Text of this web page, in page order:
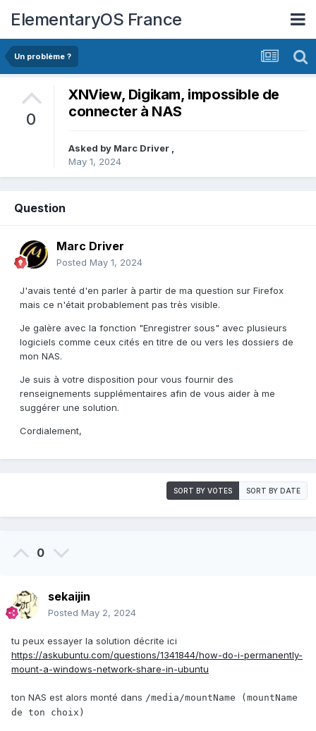
ElementaryOS France
Un problème ?
0
XNView, Digikam, impossible de
connecter à NAS
Asked by Marc Driver ,
May 1, 2024
Question
Marc Driver
Posted May 1, 2024
J'avais tenté d'en parler à partir de ma question sur Firefox
mais ce n'était probablement pas très visible.
Je galère avec la fonction "Enregistrer sous" avec plusieurs
logiciels comme ceux cités en titre de ou vers les dossiers de
mon NAS.
Je suis à votre disposition pour vous fournir des
renseignements supplémentaires afin de vous aider à me
suggérer une solution.
Cordialement,
SORT BY VOTES SORT BY DATE
0
sekaijin
Posted May 2, 2024
tu peux essayer la solution décrite ici
https://askubuntu.com/questions/1341844/how-do-i-permanently-
mount-a-windows-network-share-in-ubuntu
ton NAS est alors monté dans /media/mountName (mountName
de ton choix)